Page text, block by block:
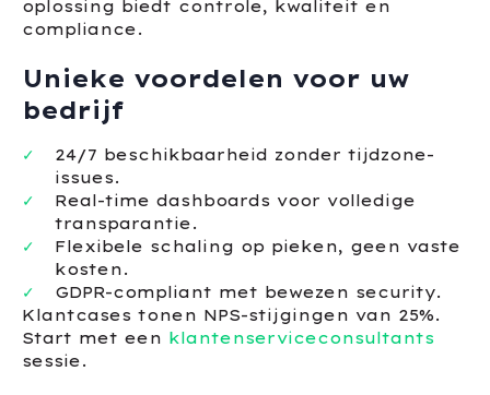
oplossing biedt controle, kwaliteit en
compliance.
Unieke voordelen voor uw
bedrijf
24/7 beschikbaarheid zonder tijdzone-
issues.
Real-time dashboards voor volledige
transparantie.
Flexibele schaling op pieken, geen vaste
kosten.
GDPR-compliant met bewezen security.
Klantcases tonen NPS-stijgingen van 25%.
Start met een klantenserviceconsultants
sessie.